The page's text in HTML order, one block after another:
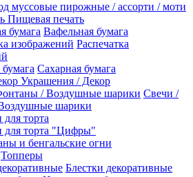
муссовые пирожные / ассорти / моти
Пищевая печать
Вафельная бумага
Распечатка
Сахарная бумага
Украшения / Декор
Свечи /
шарики
торта
для торта "Цифры"
и бенгальские огни
Топперы
Блестки декоративные